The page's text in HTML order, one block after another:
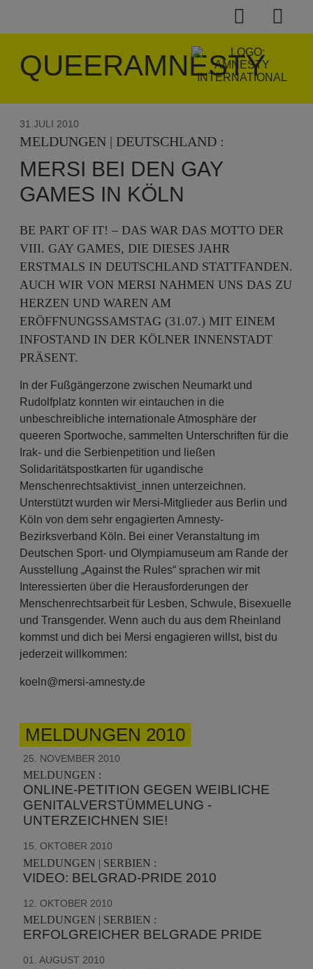
QUEERAMNESTY
31.JULI 2010
MELDUNGEN | DEUTSCHLAND :
MERSI BEI DEN GAY
GAMES IN KÖLN
BE PART OF IT! – DAS WAR DAS MOTTO DER
VIII. GAY GAMES, DIE DIESES JAHR
ERSTMALS IN DEUTSCHLAND STATTFANDEN.
AUCH WIR VON MERSI NAHMEN UNS DAS ZU
HERZEN UND WAREN AM
ERÖFFNUNGSSAMSTAG (31.07.) MIT EINEM
INFOSTAND IN DER KÖLNER INNENSTADT
PRÄSENT.
In der Fußgängerzone zwischen Neumarkt und
Rudolfplatz konnten wir eintauchen in die
unbeschreibliche internationale Atmosphäre der
queeren Sportwoche, sammelten Unterschriften für die
Irak- und die Serbienpetition und ließen
Solidaritätspostkarten für ugandische
Menschenrechtsaktivist_innen unterzeichnen.
Unterstützt wurden wir Mersi-Mitglieder aus Berlin und
Köln von dem sehr engagierten Amnesty-
Bezirksverband Köln. Bei einer Veranstaltung im
Deutschen Sport- und Olympiamuseum am Rande der
Ausstellung „Against the Rules“ sprachen wir mit
Interessierten über die Herausforderungen der
Menschenrechtsarbeit für Lesben, Schwule, Bisexuelle
und Transgender. Wenn auch du aus dem Rheinland
kommst und dich bei Mersi engagieren willst, bist du
jederzeit willkommen:
koeln@mersi-amnesty.de
MELDUNGEN 2010
25. NOVEMBER 2010
MELDUNGEN :
ONLINE-PETITION GEGEN WEIBLICHE
GENITALVERSTÜMMELUNG -
UNTERZEICHNEN SIE!
15. OKTOBER 2010
MELDUNGEN | SERBIEN :
VIDEO: BELGRAD-PRIDE 2010
12. OKTOBER 2010
MELDUNGEN | SERBIEN :
ERFOLGREICHER BELGRADE PRIDE
01. AUGUST 2010